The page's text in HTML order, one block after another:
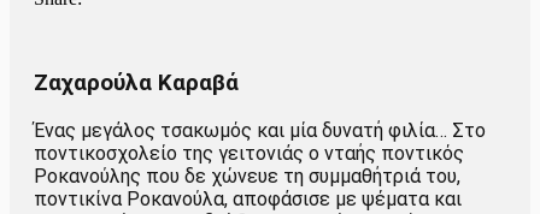
Ζαχαρούλα Καραβά
Ένας μεγάλος τσακωμός και μία δυνατή φιλία… Στο
ποντικοσχολείο της γειτονιάς ο νταής ποντικός
Ροκανούλης που δε χώνευε τη συμμαθήτριά του,
ποντικίνα Ροκανούλα, αποφάσισε με ψέματα και